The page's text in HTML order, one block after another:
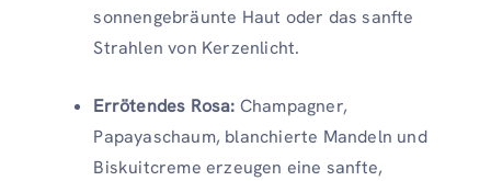
sonnengebräunte Haut oder das sanfte
Strahlen von Kerzenlicht.
Errötendes Rosa: Champagner,
Papayaschaum, blanchierte Mandeln und
Biskuitcreme erzeugen eine sanfte,